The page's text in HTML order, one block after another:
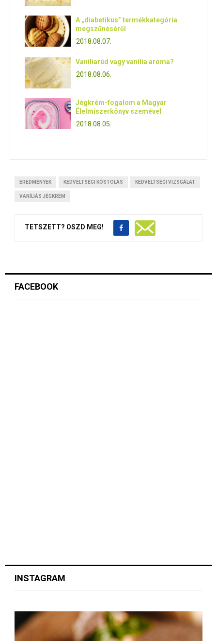
A „diabetikus” termékkategória
megszűnéséről
2018.08.07.
Vaníliarúd vagy vanília aroma?
2018.08.06.
Jégkrém-fogalom a Magyar
Élelmiszerkönyv szemével
2018.08.05.
EREDMÉNYEK KEDVELTSÉGI KÓSTOLÁS KEDVELTSÉGI VIZSGÁLAT
VANÍLIÁS JÉGKRÉM
TETSZETT? OSZD MEG!
FACEBOOK
INSTAGRAM